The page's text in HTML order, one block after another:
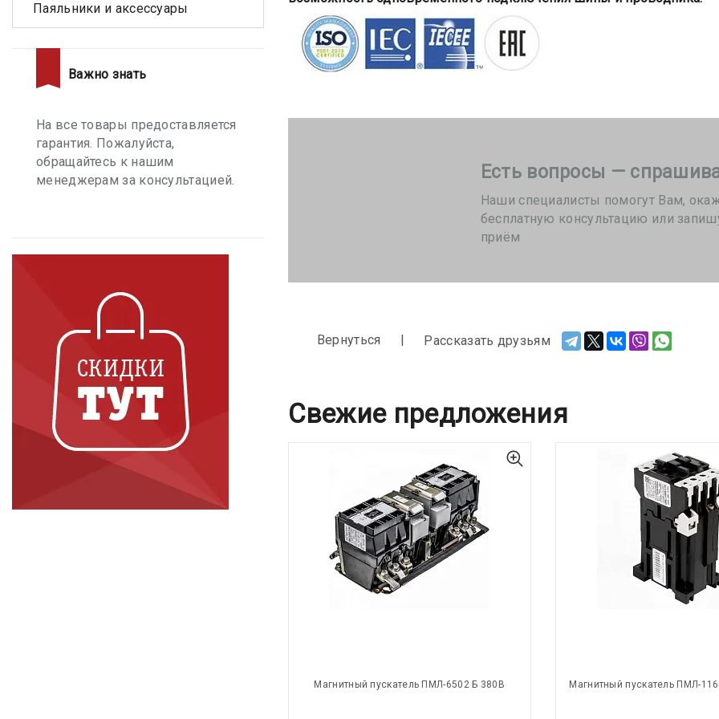
Есть вопросы —
Наши специалисты помогут Вам,
бесплатную консультацию или
приём
Вернуться Рассказать друзьям
Свежие предложения
Магнитный пускатель ПМЛ-6502 Б 380В Магнитный пускатель ПМЛ-
Паяльники и аксессуары
Важно знать
На все товары предоставляется
гарантия. Пожалуйста,
обращайтесь к нашим
менеджерам за консультацией.